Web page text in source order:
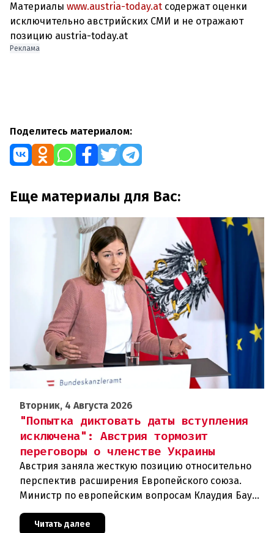
Материалы www.austria-today.at содержат оценки
исключительно австрийских СМИ и не отражают
позицию austria-today.at
Реклама
Поделитесь материалом:
Еще материалы для Вас:
Вторник, 4 Августа 2026
"Попытка диктовать даты вступления
исключена": Австрия тормозит
переговоры о членстве Украины
Австрия заняла жесткую позицию относительно
перспектив расширения Европейского союза.
Министр по европейским вопросам Клаудия Бауэр
ускоренного присоединения
Читать далее